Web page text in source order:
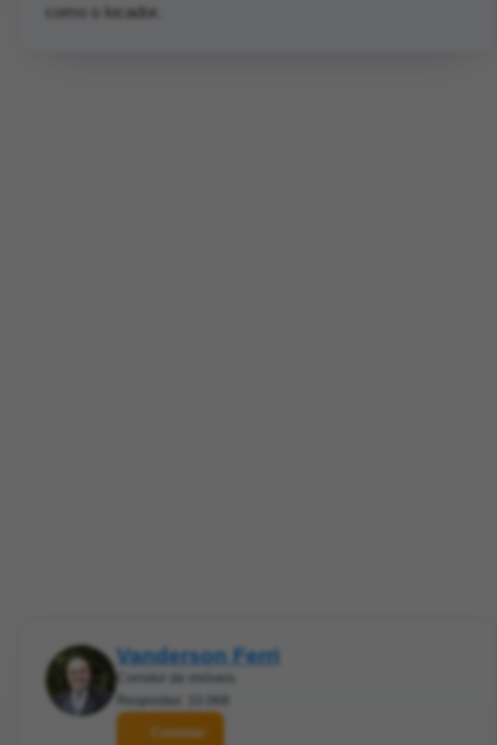
como o locador.
Vanderson Ferri
Corretor de imóveis
Respostas: 10.068
Contatar